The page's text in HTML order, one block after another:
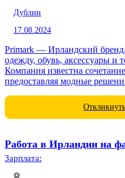
Дублин
17.08.2024
Primark — Ирландский
одежду, обувь, аксессуары и
Компания известна
предоставляя модные
Работа в Ирландии на
Зарплата: